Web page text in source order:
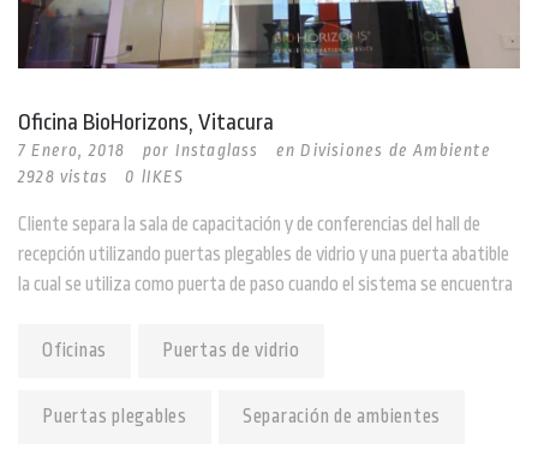
Oficina BioHorizons, Vitacura
7 Enero, 2018 por Instaglass enDivisiones de Ambiente
2928 vistas
0 lIKES
Cliente separa la sala de capacitación y de conferencias del hall de
recepción utilizando puertas plegables de vidrio y una puerta abatible
la cual se utiliza como puerta de paso cuando el sistema se encuentra
Oficinas Puertas de vidrio
Puertas plegables Separación de ambientes